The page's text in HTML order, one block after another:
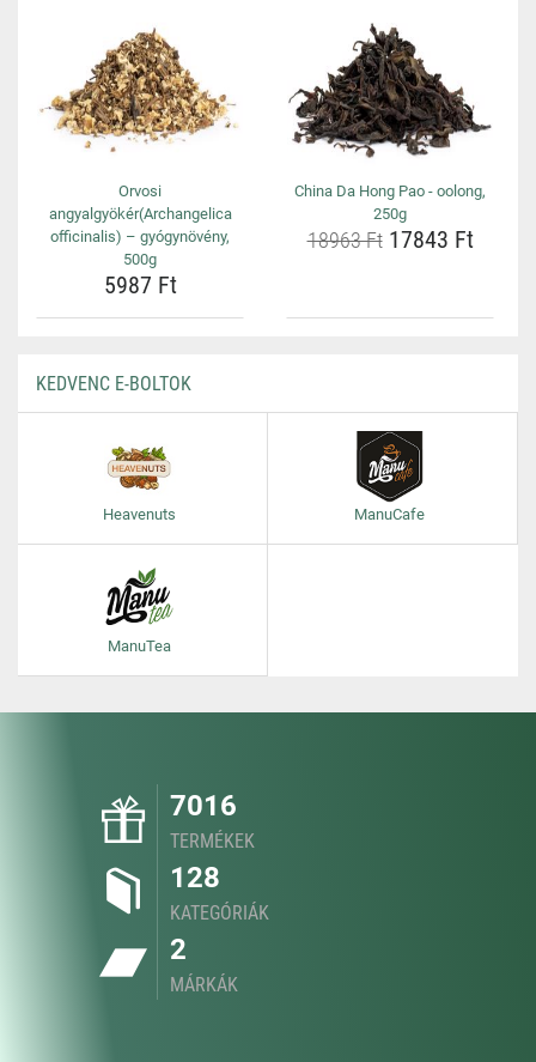
Orvosi
angyalgyökér(Archangelica
officinalis) – gyógynövény,
500g
5987 Ft
China Da Hong Pao - oolong,
250g
18963 Ft17843 Ft
KEDVENC E-BOLTOK
Heavenuts ManuCafe
ManuTea
7016
TERMÉKEK
128
KATEGÓRIÁK
2
MÁRKÁK